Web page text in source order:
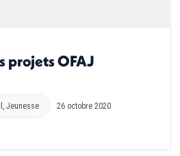
projets OFAJ
Jeunesse 26 octobre 2020